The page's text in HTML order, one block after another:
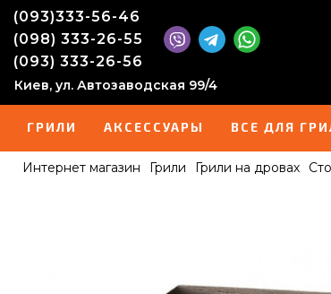
(093)333-56-46
(098) 333-26-55
(093) 333-26-56
Киев, ул. Автозаводская 99/4
ГРИЛИ АКСЕССУАРЫ ВСЕ ДЛЯ
Интернет магазин Грили Грили на дровах